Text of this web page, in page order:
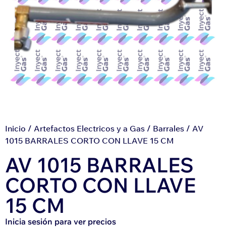
Inicio / Artefactos Electricos y a Gas / Barrales / AV
1015 BARRALES CORTO CON LLAVE 15 CM
AV 1015 BARRALES
CORTO CON LLAVE
15 CM
Inicia sesión para ver precios